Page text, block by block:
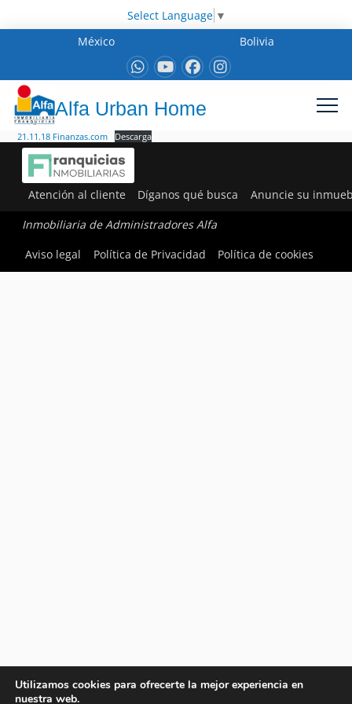
Select Language ▼
México
Bolivia
Alfa Urban Home
21.11.18 Finanzas.com Descarga
Atención al cliente Díganos qué busca Anuncie su
Inmobiliaria de Administradores Alfa
Aviso legal
Política de Privacidad Política de cookies
Utilizamos cookies para ofrecerte la mejor experiencia en
nuestra web.